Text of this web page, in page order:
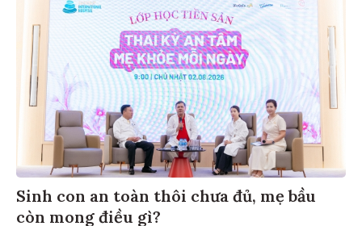
Sinh con an toàn thôi chưa đủ, mẹ bầu
còn mong điều gì?